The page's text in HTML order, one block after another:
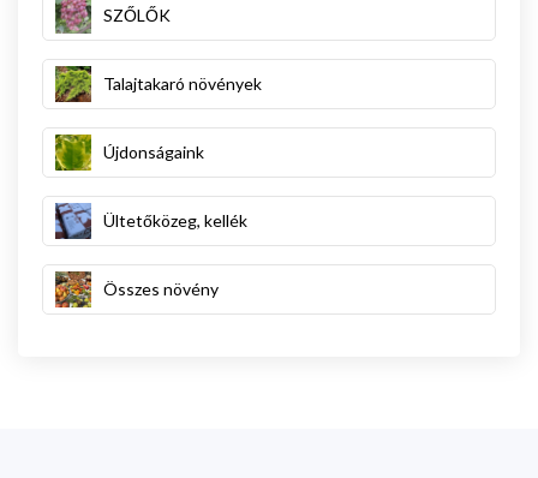
SZŐLŐK
Talajtakaró növények
Újdonságaink
Ültetőközeg, kellék
Összes növény